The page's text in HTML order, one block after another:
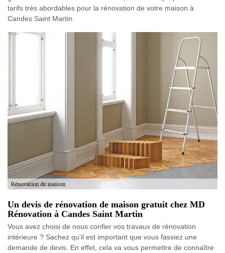
tarifs très abordables pour la rénovation de votre maison à
Candes Saint Martin.
Un devis de rénovation de maison gratuit chez MD
Rénovation à Candes Saint Martin
Vous avez choisi de nous confier vos travaux de rénovation
intérieure ? Sachez qu'il est important que vous fassiez une
demande de devis. En effet, cela va vous permettre de connaître